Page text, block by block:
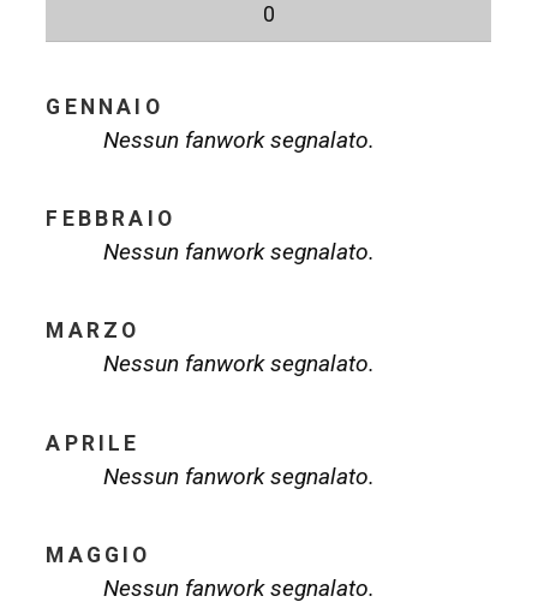
0
GENNAIO
Nessun fanwork segnalato.
FEBBRAIO
Nessun fanwork segnalato.
MARZO
Nessun fanwork segnalato.
APRILE
Nessun fanwork segnalato.
MAGGIO
Nessun fanwork segnalato.